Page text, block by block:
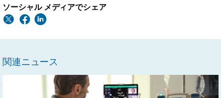
ソーシャル メディアでシェア
関連ニュース